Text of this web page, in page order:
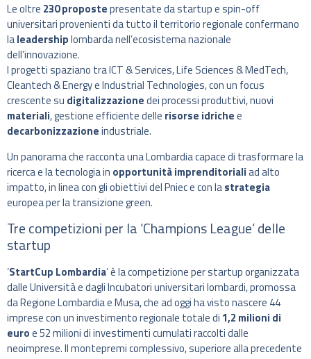
Le oltre 230 propostepresentate da startup e spin-off
universitari provenienti da tutto il territorio regionale confermano
laleadershiplombarda nell’ecosistema nazionale
dell’innovazione.
I progetti spaziano tra ICT & Services, Life Sciences & MedTech,
Cleantech & Energy e Industrial Technologies, con un focus
crescente su digitalizzazionedei processi produttivi, nuovi
materiali, gestione efficiente delle risorse idrichee
decarbonizzazioneindustriale.
Un panorama che racconta una Lombardia capace di trasformare la
ricerca e la tecnologia in opportunità imprenditorialiad alto
impatto, in linea con gli obiettivi del Pniec e con lastrategia
europea per la transizione green.
Tre competizioni per la ‘Champions League’ delle
startup
‘StartCup Lombardia’ è la competizione per startup organizzata
dalle Università e dagli Incubatori universitari lombardi, promossa
da Regione Lombardia e Musa, che ad oggi ha visto nascere 44
imprese con un investimento regionale totale di 1,2 milioni di
euroe 52 milioni di investimenti cumulati raccolti dalle
neoimprese. Il montepremi complessivo, superiore alla precedente